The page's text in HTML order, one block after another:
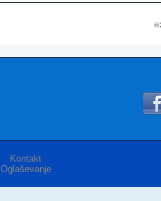
©
Kontakt
Oglaševanje